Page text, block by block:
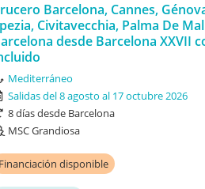
Barcelona, Cannes,
Civitavecchia, Palma De
desde Barcelona XXVII
Mediterráneo
Salidas del 8 agosto al 17 octubre 2026
8 días desde Barcelona
MSC Grandiosa
Financiación disponible